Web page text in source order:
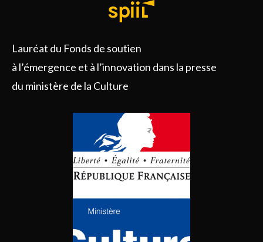
Lauréat du Fonds de soutien
à l’émergence et à l’innovation dans la presse
du ministère de la Culture